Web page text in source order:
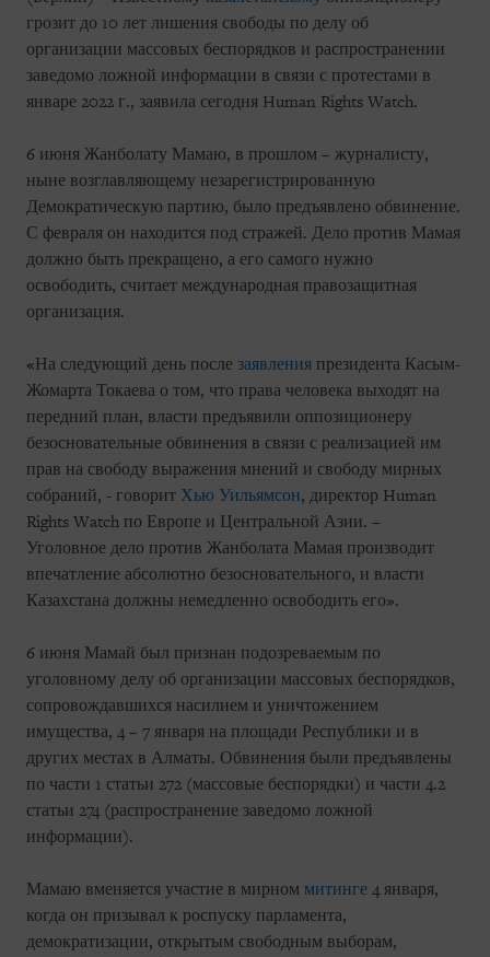
грозит до 10 лет лишения свободы по делу об
организации массовых беспорядков и распространении
заведомо ложной информации в связи с протестами в
январе 2022 г., заявила сегодня Human Rights Watch.
6 июня Жанболату Мамаю, в прошлом – журналисту,
ныне возглавляющему незарегистрированную
Демократическую партию, было предъявлено обвинение.
С февраля он находится под стражей. Дело против Мамая
должно быть прекращено, а его самого нужно
освободить, считает международная правозащитная
организация.
«На следующий день после заявления президента Касым-
Жомарта Токаева о том, что права человека выходят на
передний план, власти предъявили оппозиционеру
безосновательные обвинения в связи с реализацией им
прав на свободу выражения мнений и свободу мирных
собраний, - говорит Хью Уильямсон, директор Human
Rights Watch по Европе и Центральной Азии. –
Уголовное дело против Жанболата Мамая производит
впечатление абсолютно безосновательного, и власти
Казахстана должны немедленно освободить его».
6 июня Мамай был признан подозреваемым по
уголовному делу об организации массовых беспорядков,
сопровождавшихся насилием и уничтожением
имущества, 4 – 7 января на площади Республики и в
других местах в Алматы. Обвинения были предъявлены
по части 1 статьи 272 (массовые беспорядки) и части 4.2
статьи 274 (распространение заведомо ложной
информации).
Мамаю вменяется участие в мирном митинге 4 января,
когда он призывал к роспуску парламента,
демократизации, открытым свободным выборам,